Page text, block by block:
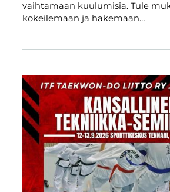
vaihtamaan kuulumisia. Tule
kokeilemaan ja hakemaan…